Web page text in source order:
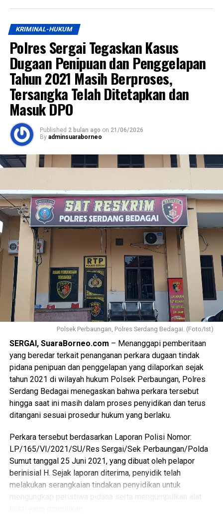
KRIMINAL-HUKUM
Polres Sergai Tegaskan Kasus
Dugaan Penipuan dan Penggelapan
Tahun 2021 Masih Berproses,
Tersangka Telah Ditetapkan dan
Masuk DPO
Published 2 bulan ago on 21/06/2026
By adminsuaraborneo
Polsek Perbaungan, Polres Serdang Bedagai. (Foto/Ist)
SERGAI, SuaraBorneo.com – Menanggapi pemberitaan
yang beredar terkait penanganan perkara dugaan tindak
pidana penipuan dan penggelapan yang dilaporkan sejak
tahun 2021 di wilayah hukum Polsek Perbaungan, Polres
Serdang Bedagai menegaskan bahwa perkara tersebut
hingga saat ini masih dalam proses penyidikan dan terus
ditangani sesuai prosedur hukum yang berlaku.
Perkara tersebut berdasarkan Laporan Polisi Nomor:
LP/165/VI/2021/SU/Res Sergai/Sek Perbaungan/Polda
Sumut tanggal 25 Juni 2021, yang dibuat oleh pelapor
berinisial H. Sejak laporan diterima, penyidik telah
melakukan serangkaian tindakan penyidikan untuk
mengungkap peristiwa pidana serta mengumpulkan alat